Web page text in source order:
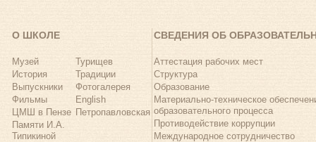
О ШКОЛЕ
Музей
Турищев
История
Традиции
Выпускники
Фотогалерея
Фильмы
English
ЦМШ в Пензе Петропавловская
Памяти И.А.
Типикиной
СВЕДЕНИЯ ОБ
Аттестация рабочих мест
Структура
Образование
Материально-техническое
образовательного процесса
Противодействие коррупции
Международное сотрудничество